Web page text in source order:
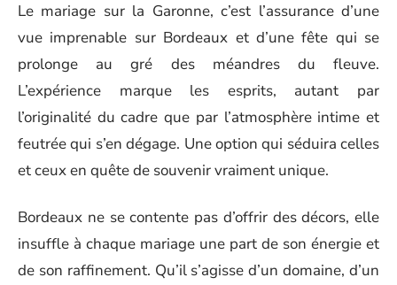
Le mariage sur la Garonne, c’est l’assurance d’une
vue imprenable sur Bordeaux et d’une fête qui se
prolonge au gré des méandres du fleuve.
L’expérience marque les esprits, autant par
l’originalité du cadre que par l’atmosphère intime et
feutrée qui s’en dégage. Une option qui séduira celles
et ceux en quête de souvenir vraiment unique.
Bordeaux ne se contente pas d’offrir des décors, elle
insuffle à chaque mariage une part de son énergie et
de son raffinement. Qu’il s’agisse d’un domaine, d’un